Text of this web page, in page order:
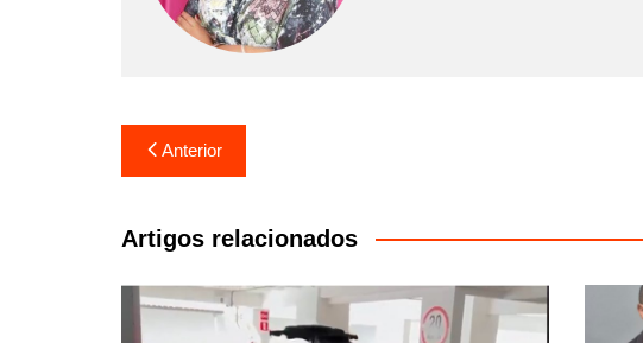
Navegação
de
Post
Anterior
Artigos relacionados